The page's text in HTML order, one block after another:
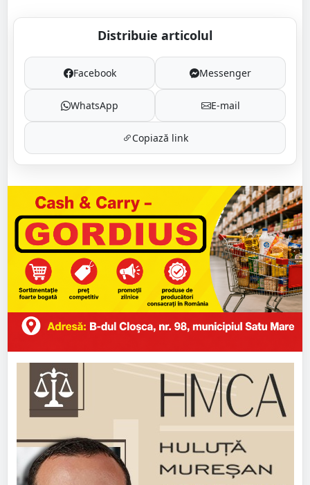
Distribuie articolul
Facebook Messenger
WhatsApp E-mail
Copiază link